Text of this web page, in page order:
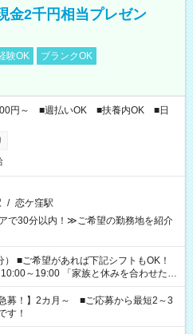
金2千円相当プレゼン
験OK
ブランクOK
円～ ■週払いOK ■扶養内OK ■日
/ 恋ケ窪駅
で30分以内！≫ご希望の勤務地を紹介
！
族と休みを合わせた
の準備がしたい」 「できれば残業はし
てくださいね。 ※Wワーク希望
希望する勤務時間と、もう1つのお仕事
時間を超える場合は応募できません。
募！】2カ月～ ■ご応募から最短2～3
す！